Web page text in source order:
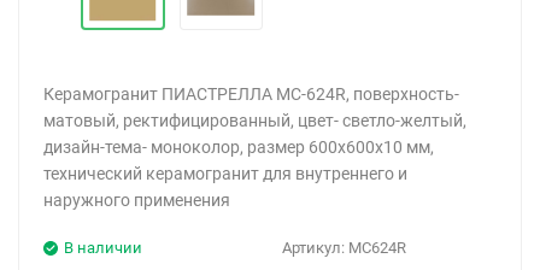
Керамогранит ПИАСТРЕЛЛА MC-624R, поверхность-
матовый, ректифицированный, цвет- светло-желтый,
дизайн-тема- моноколор, размер 600x600x10 мм,
технический керамогранит для внутреннего и
наружного применения
Артикул: MC624R
В наличии